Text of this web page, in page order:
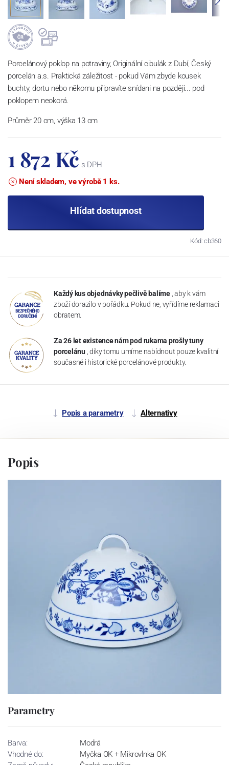
Porcelánový poklop na potraviny, Originální cibulák z Dubí, Český
porcelán a.s. Praktická záležitost - pokud Vám zbyde kousek
buchty, dortu nebo někomu připravíte snídani na později... pod
poklopem neokorá.
Průměr 20 cm, výška 13 cm
1 872 Kč s DPH
Není skladem, ve výrobě 1 ks.
Hlídat dostupnost
Kód: cb360
Každý kus objednávky pečlivě balíme , aby k vám
zboží dorazilo v pořádku. Pokud ne, vyřídíme reklamaci
obratem.
Za 26 let existence nám pod rukama prošly tuny
porcelánu , díky tomu umíme nabídnout pouze kvalitní
současné i historické porcelánové produkty.
Popis a parametry Alternativy
Popis
Parametry
Barva:
Modrá
Vhodné do:
Myčka OK + Mikrovlnka OK